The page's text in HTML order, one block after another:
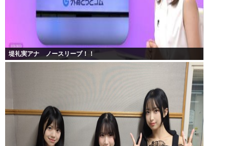
堤礼実アナ ノースリーブ！！